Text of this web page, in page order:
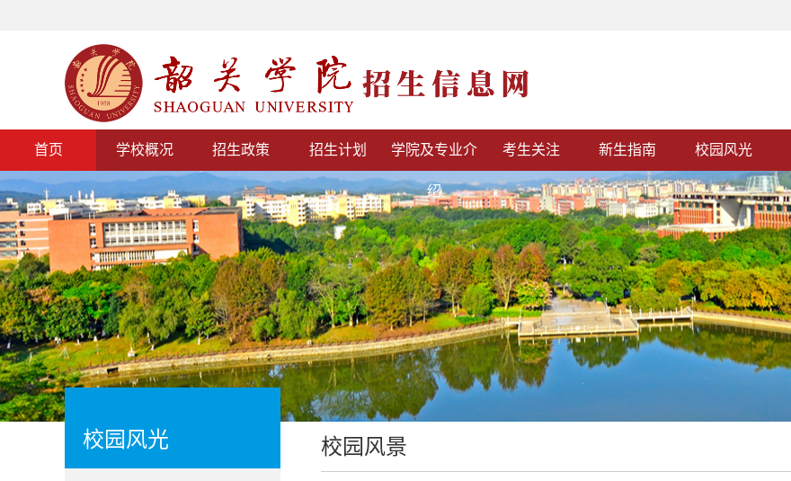
首页 学校概况 招生政策 招生计划 学院及专业介
绍
考生关注 新生指南 校园风光
校园风光 校园风景